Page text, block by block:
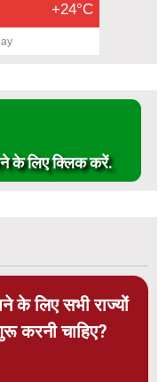
+24°C
के लिए क्लिक करें.
के लिए सभी राज्यों
करनी चाहिए?